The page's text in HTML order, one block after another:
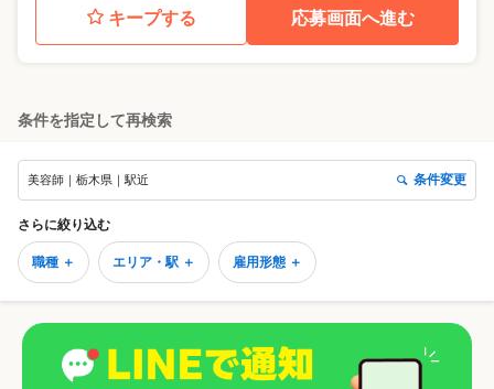
キープする 応募画面へ進む
条件を指定して再検索
美容師｜栃木県｜駅近 条件変更
さらに絞り込む
職種 ＋ エリア・駅 ＋ 雇用形態 ＋